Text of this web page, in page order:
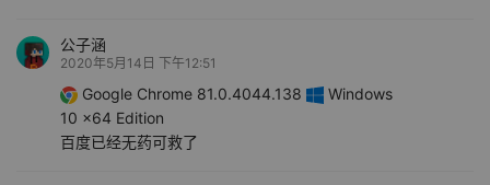
公子涵
2020年5月14日 下午12:51
Google Chrome 81.0.4044.138
Windows
10 x64 Edition
百度已经无药可救了